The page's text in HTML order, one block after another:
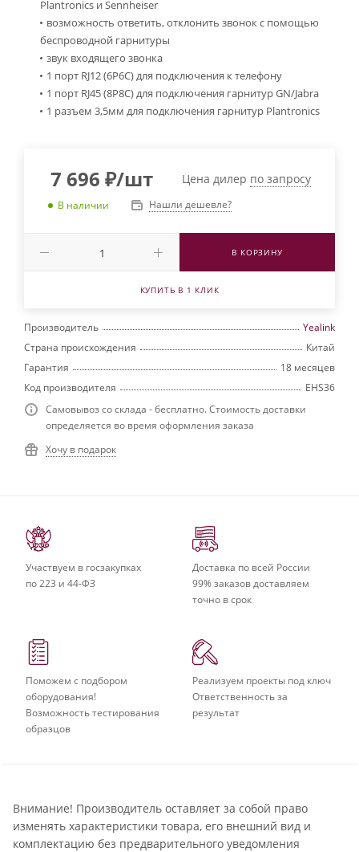
Plantronics и Sennheiser
возможность ответить, отклонить звонок с помощью
беспроводной гарнитуры
звук входящего звонка
1 порт RJ12 (6P6C) для подключения к телефону
1 порт RJ45 (8P8C) для подключения гарнитур GN/Jabra
1 разъем 3,5мм для подключения гарнитур Plantronics
7 696 ₽/шт Цена дилер по запросу
В наличии Нашли дешевле?
В КОРЗИНУ
КУПИТЬ В 1 КЛИК
Производитель
Yealink
Страна происхождения
Китай
Гарантия
18 месяцев
Код производителя
EHS36
Самовывоз со склада - бесплатно. Стоимость доставки
определяется во время оформления заказа
Хочу в подарок
Участвуем в госзакупках
по 223 и 44-ФЗ
Доставка по всей России
99% заказов доставляем
точно в срок
Поможем с подбором
оборудования!
Возможность тестирования
образцов
Реализуем проекты под ключ
Ответственность за
результат
Внимание! Производитель оставляет за собой право
изменять характеристики товара, его внешний вид и
комплектацию без предварительного уведомления